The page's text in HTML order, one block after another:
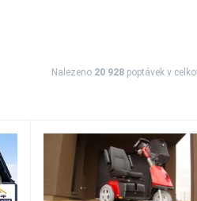
Nalezeno 20 928 poptávek v